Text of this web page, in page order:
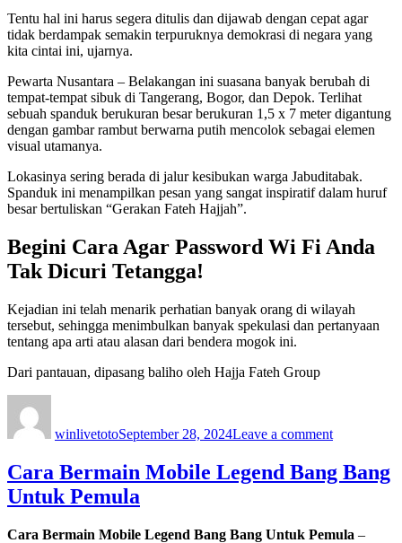
Tentu hal ini harus segera ditulis dan dijawab dengan cepat agar
tidak berdampak semakin terpuruknya demokrasi di negara yang
kita cintai ini, ujarnya.
Pewarta Nusantara – Belakangan ini suasana banyak berubah di
tempat-tempat sibuk di Tangerang, Bogor, dan Depok. Terlihat
sebuah spanduk berukuran besar berukuran 1,5 x 7 meter digantung
dengan gambar rambut berwarna putih mencolok sebagai elemen
visual utamanya.
Lokasinya sering berada di jalur kesibukan warga Jabuditabak.
Spanduk ini menampilkan pesan yang sangat inspiratif dalam huruf
besar bertuliskan “Gerakan Fateh Hajjah”.
Begini Cara Agar Password Wi Fi Anda
Tak Dicuri Tetangga!
Kejadian ini telah menarik perhatian banyak orang di wilayah
tersebut, sehingga menimbulkan banyak spekulasi dan pertanyaan
tentang apa arti atau alasan dari bendera mogok ini.
Dari pantauan, dipasang baliho oleh Hajja Fateh Group
winlivetotoSeptember 28, 2024Leave a commentMengetahui
Wifi
Tetangga
Cara Bermain Mobile Legend Bang Bang
Untuk Pemula
Cara Bermain Mobile Legend Bang Bang Untuk Pemula –